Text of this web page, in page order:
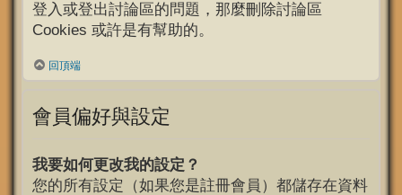
登入或登出討論區的問題，那麼刪除討論區
Cookies 或許是有幫助的。
回頂端
會員偏好與設定
我要如何更改我的設定？
您的所有設定（如果您是註冊會員）都儲存在資料